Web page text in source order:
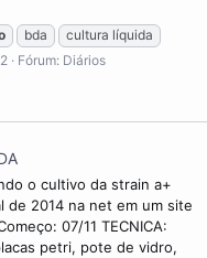
bda
cultura líquida
Fórum: Diários
o cultivo da strain a+
de 2014 na net em um site
07/11 TECNICA:
petri, pote de vidro,